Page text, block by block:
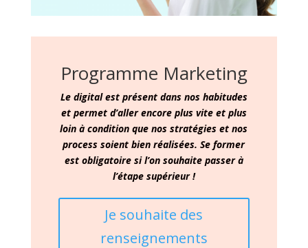
Programme Marketing
Le digital est présent dans nos habitudes
et permet d’aller encore plus vite et plus
loin à condition que nos stratégies et nos
process soient bien réalisées. Se former
est obligatoire si l’on souhaite passer à
l’étape supérieur !
Je souhaite des
renseignements